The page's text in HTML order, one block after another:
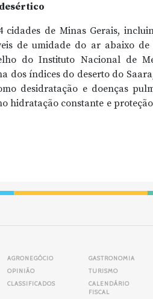
cidades de Minas Gerais,
de umidade do ar abaixo de
do Instituto Nacional de
dos índices do deserto do
desidratação e doenças
hidratação constante e
AGRONEGÓCIO GASTRONOMIA
OPINIÃO
TURISMO
CLASSIFICADOS
CALENDÁRIO
FISCAL